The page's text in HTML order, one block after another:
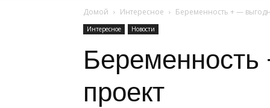
Домой Интересное Беременность + —
Интересное Новости
проект